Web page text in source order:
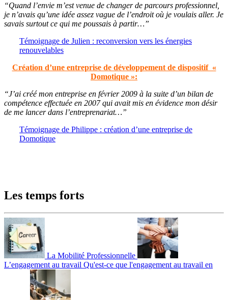
“Quand l’envie m’est venue de changer de parcours professionnel,
je n’avais qu’une idée assez vague de l’endroit où je voulais aller. Je
savais surtout ce qui me poussais à partir…”
Témoignage de Julien : reconversion vers les énergies
renouvelables
Création d’une entreprise de développement de dispositif «
Domotique »:
“J’ai créé mon entreprise en février 2009 à la suite d’un bilan de
compétence effectuée en 2007 qui avait mis en évidence mon désir
de me lancer dans l’entreprenariat…”
Témoignage de Philippe : création d’une entreprise de
Domotique
Les temps forts
La Mobilité Professionnelle
L’engagement au travail Qu'est-ce que l'engagement au travail en